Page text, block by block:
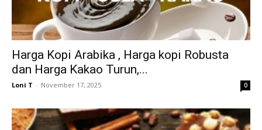
Harga Kopi Arabika , Harga kopi Robusta
dan Harga Kakao Turun,...
Loni T - November 17, 2025 0